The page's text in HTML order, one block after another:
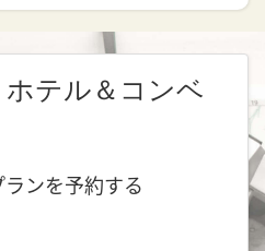
テル＆コンベ
ンを予約する